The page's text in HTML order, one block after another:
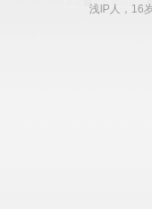
浅IP人，16